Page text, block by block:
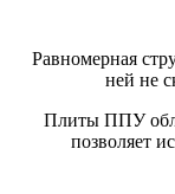
Равномерная
ней не
Плиты ППУ
позволяет